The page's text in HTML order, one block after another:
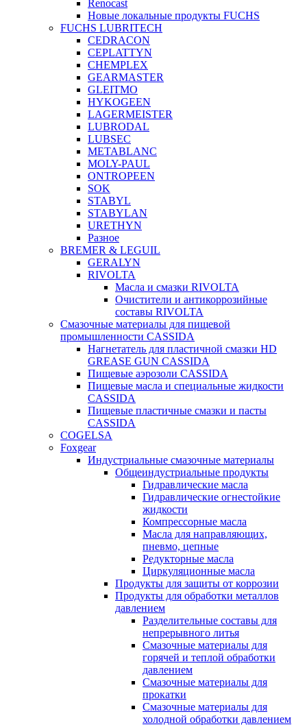
Renocast
Новые локальные продукты FUCHS
FUCHS LUBRITECH
CEDRACON
CEPLATTYN
CHEMPLEX
GEARMASTER
GLEITMO
HYKOGEEN
LAGERMEISTER
LUBRODAL
LUBSEC
METABLANC
MOLY-PAUL
ONTROPEEN
SOK
STABYL
STABYLAN
URETHYN
Разное
BREMER & LEGUIL
GERALYN
RIVOLTA
Масла и смазки RIVOLTA
Очистители и антикоррозийные
составы RIVOLTA
Смазочные материалы для пищевой
промышленности CASSIDA
Нагнетатель для пластичной смазки HD
GREASE GUN CASSIDA
Пищевые аэрозоли CASSIDA
Пищевые масла и специальные жидкости
CASSIDA
Пищевые пластичные смазки и пасты
CASSIDA
COGELSA
Foxgear
Индустриальные смазочные материалы
Общеиндустриальные продукты
Гидравлические масла
Гидравлические огнестойкие
жидкости
Компрессорные масла
Масла для направляющих,
пневмо, цепные
Редукторные масла
Циркуляционные масла
Продукты для защиты от коррозии
Продукты для обработки металлов
давлением
Разделительные составы для
непрерывного литья
Смазочные материалы для
горячей и теплой обработки
давлением
Смазочные материалы для
прокатки
Смазочные материалы для
холодной обработки давлением